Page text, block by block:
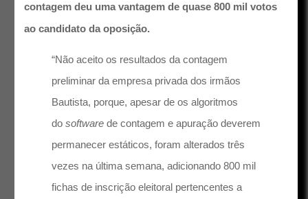
contagem deu uma vantagem de quase 800 mil votos
ao candidato da oposição.
“Não aceito os resultados da contagem
preliminar da empresa privada dos irmãos
Bautista, porque, apesar de os algoritmos
dosoftware de contagem e apuração deverem
permanecer estáticos, foram alterados três
vezes na última semana, adicionando 800 mil
fichas de inscrição eleitoral pertencentes a